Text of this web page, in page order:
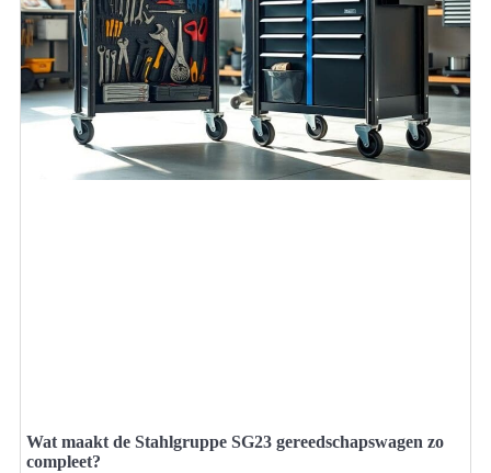
Wat maakt de Stahlgruppe SG23 gereedschapswagen zo
compleet?